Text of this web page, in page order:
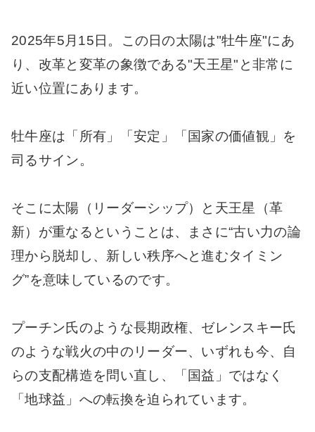
2025年5月15日。この日の太陽は"牡牛座"にあ
り、改革と変革の象徴である"天王星"と非常に
近い位置にあります。
牡牛座は「所有」「安定」「国家の価値観」を
司るサイン。
そこに太陽（リーダーシップ）と天王星（革
新）が重なるということは、まさに“古い力の論
理から脱却し、新しい秩序へと進むタイミン
グ”を意味しているのです。
プーチン氏のような長期政権、ゼレンスキー氏
のような戦火の中のリーダー、いずれも今、自
らの支配構造を問い直し、「国益」ではなく
「地球益」への転換を迫られています。